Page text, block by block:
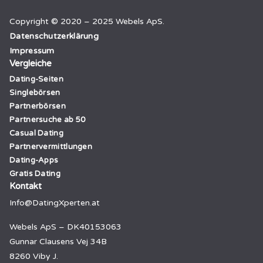
Copyright © 2020 – 2025 Webels ApS.
Datenschutzerklärung
Impressum
Vergleiche
Dating-Seiten
Singlebörsen
Partnerbörsen
Partnersuche ab 50
Casual Dating
Partnervermittlungen
Dating-Apps
Gratis Dating
Kontakt
Info@DatingXperten.at
Webels ApS – DK40153063
Gunnar Clausens Vej 34B
8260 Viby J.